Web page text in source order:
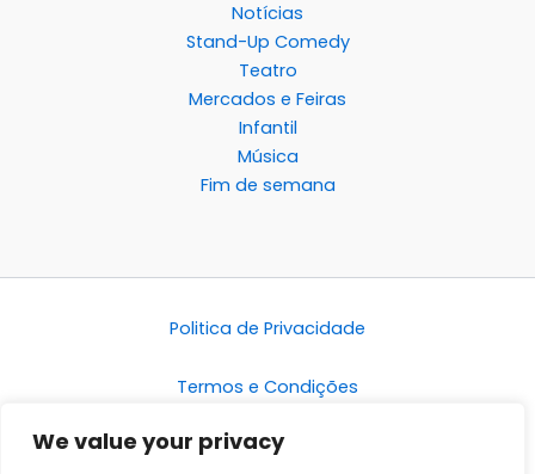
We value your privacy
Notícias
Stand-Up Comedy
Teatro
Mercados e Feiras
Infantil
Música
Fim de semana
Politica de Privacidade
Termos e Condições
Disclaimer